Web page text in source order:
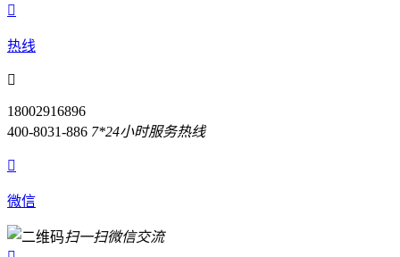

热线

18002916896
400-8031-886 7*24小时服务热线

微信
扫一扫微信交流